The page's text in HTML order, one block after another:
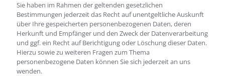
Sie haben im Rahmen der geltenden gesetzlichen
Bestimmungen jederzeit das Recht auf unentgeltliche Auskunft
über Ihre gespeicherten personenbezogenen Daten, deren
Herkunft und Empfänger und den Zweck der Datenverarbeitung
und ggf. ein Recht auf Berichtigung oder Löschung dieser Daten.
Hierzu sowie zu weiteren Fragen zum Thema
personenbezogene Daten können Sie sich jederzeit an uns
wenden.